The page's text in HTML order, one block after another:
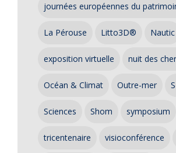
journées européennes du
La Pérouse Litto3D® Nautic
exposition virtuelle nuit des
Océan & Climat Outre-mer
Sciences Shom symposium
tricentenaire visioconférence